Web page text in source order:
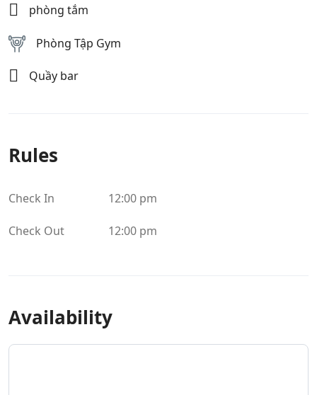
phòng tắm
Phòng Tập Gym
Quầy bar
Rules
Check In 12:00 pm
Check Out 12:00 pm
Availability